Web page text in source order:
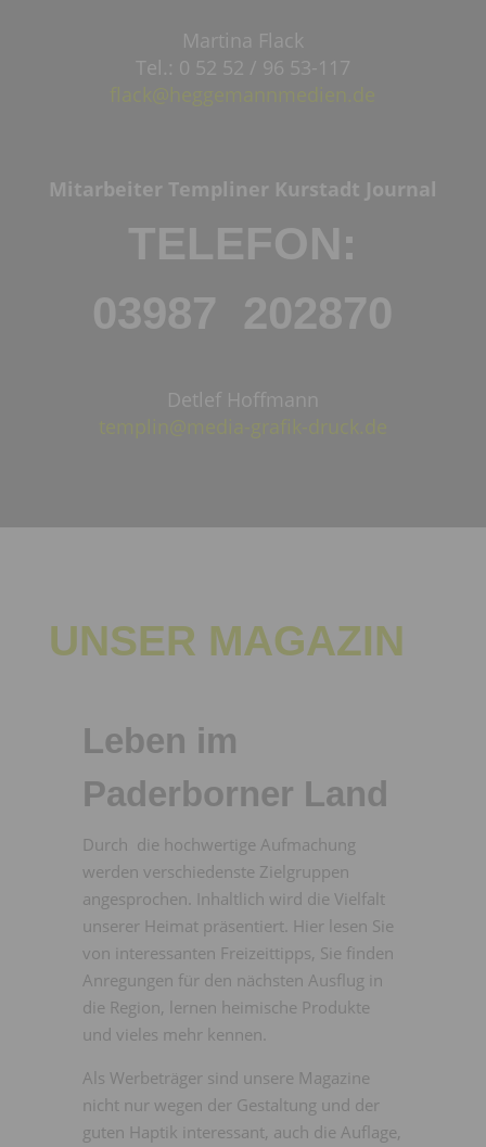
Martina Flack
Tel.: 0 52 52 / 96 53-117
flack@heggemannmedien.de
Mitarbeiter Templiner Kurstadt Journal
TELEFON:
03987 202870
Detlef Hoffmann
templin@media-grafik-druck.de
UNSER MAGAZIN
Leben im
Paderborner Land
Durch die hochwertige Aufmachung
werden verschiedenste Zielgruppen
angesprochen. Inhaltlich wird die Vielfalt
unserer Heimat präsentiert. Hier lesen Sie
von interessanten Freizeittipps, Sie finden
Anregungen für den nächsten Ausflug in
die Region, lernen heimische Produkte
und vieles mehr kennen.
Als Werbeträger sind unsere Magazine
nicht nur wegen der Gestaltung und der
guten Haptik interessant, auch die Auflage,